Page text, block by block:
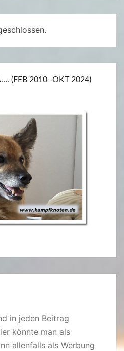
L
L
(FEB 2010 -OKT 2024)
in jeden Beitrag
könnte man als
allenfalls als Werbung